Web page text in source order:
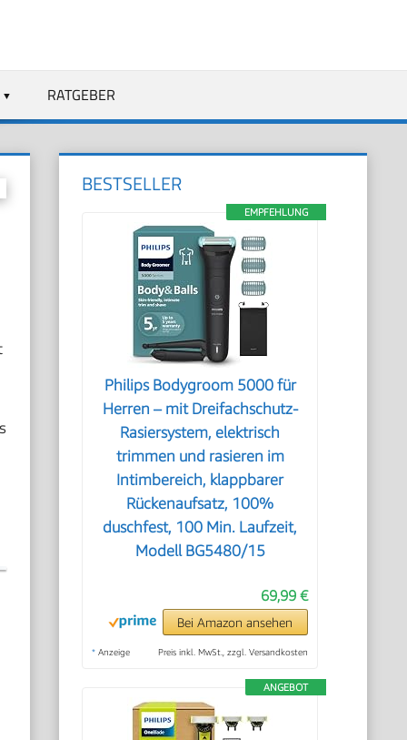
RATGEBER
BESTSELLER
EMPFEHLUNG
Philips Bodygroom 5000 für
Herren – mit Dreifachschutz-
Rasiersystem, elektrisch
trimmen und rasieren im
Intimbereich, klappbarer
Rückenaufsatz, 100%
duschfest, 100 Min. Laufzeit,
Modell BG5480/15
69,99 €
Bei Amazon ansehen
* Anzeige Preis inkl. MwSt., zzgl. Versandkosten
ANGEBOT